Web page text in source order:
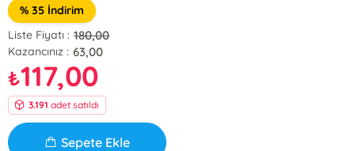
% 35 İndirim
Liste Fiyatı : 180,00
Kazancınız : 63,00
₺117,00
3.191 adet satıldı
Sepete Ekle